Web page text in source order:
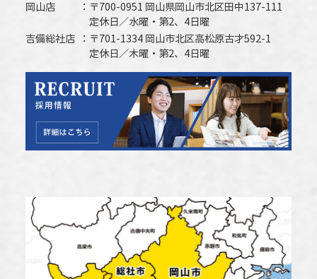
岡山店
〒700-0951 岡山県岡山市北区田中137-111
定休日／水曜・第2、4日曜
吉備総社店
〒701-1334 岡山市北区高松原古才592-1
定休日／木曜・第2、4日曜